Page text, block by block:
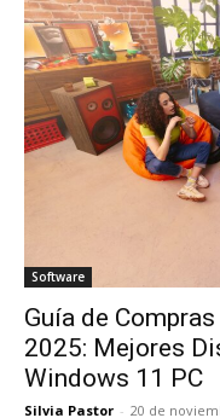
Software
Guía de
2025: Mejores
Windows 11 PC
Silvia Pastor - 20 de